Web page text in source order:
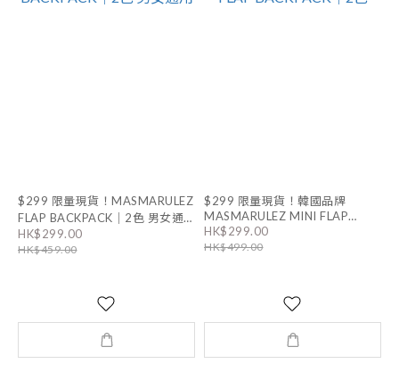
$299 限量現貨！MASMARULEZ
FLAP BACKPACK｜2色 男女通
用
HK$299.00
HK$459.00
$299 限量現貨！韓國品牌
MASMARULEZ MINI FLAP
BACKPACK｜2色
HK$299.00
HK$499.00